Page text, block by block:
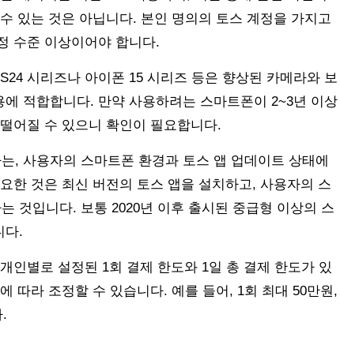
있는 것은 아닙니다. 본인 명의의 토스 계정을 가지고
수준 이상이어야 합니다.
시리즈나 아이폰 15 시리즈 등은 향상된 카메라와 보
적합합니다. 만약 사용하려는 스마트폰이 2~3년 이상
어질 수 있으니 확인이 필요합니다.
, 사용자의 스마트폰 환경과 토스 앱 업데이트 상태에
한 것은 최신 버전의 토스 앱을 설치하고, 사용자의 스
것입니다. 보통 2020년 이후 출시된 중급형 이상의 스
다.
인별로 설정된 1회 결제 한도와 1일 총 결제 한도가 있
따라 조정할 수 있습니다. 예를 들어, 1회 최대 50만원,
.